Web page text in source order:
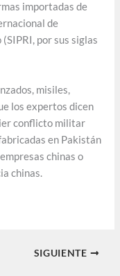
importadas de
de
por sus siglas
misiles,
los expertos dicen
conflicto militar
en Pakistán
chinas o
chinas.
SIGUIENTE